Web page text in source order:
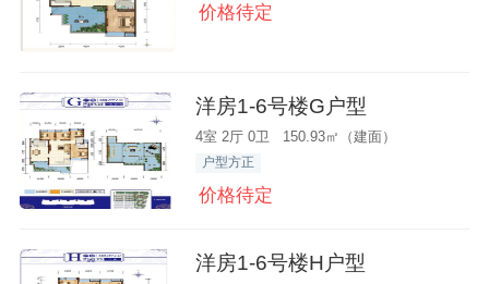
价格待定
洋房1-6号楼G户型
4室 2厅 0卫 150.93㎡（建面）
户型方正
价格待定
洋房1-6号楼H户型